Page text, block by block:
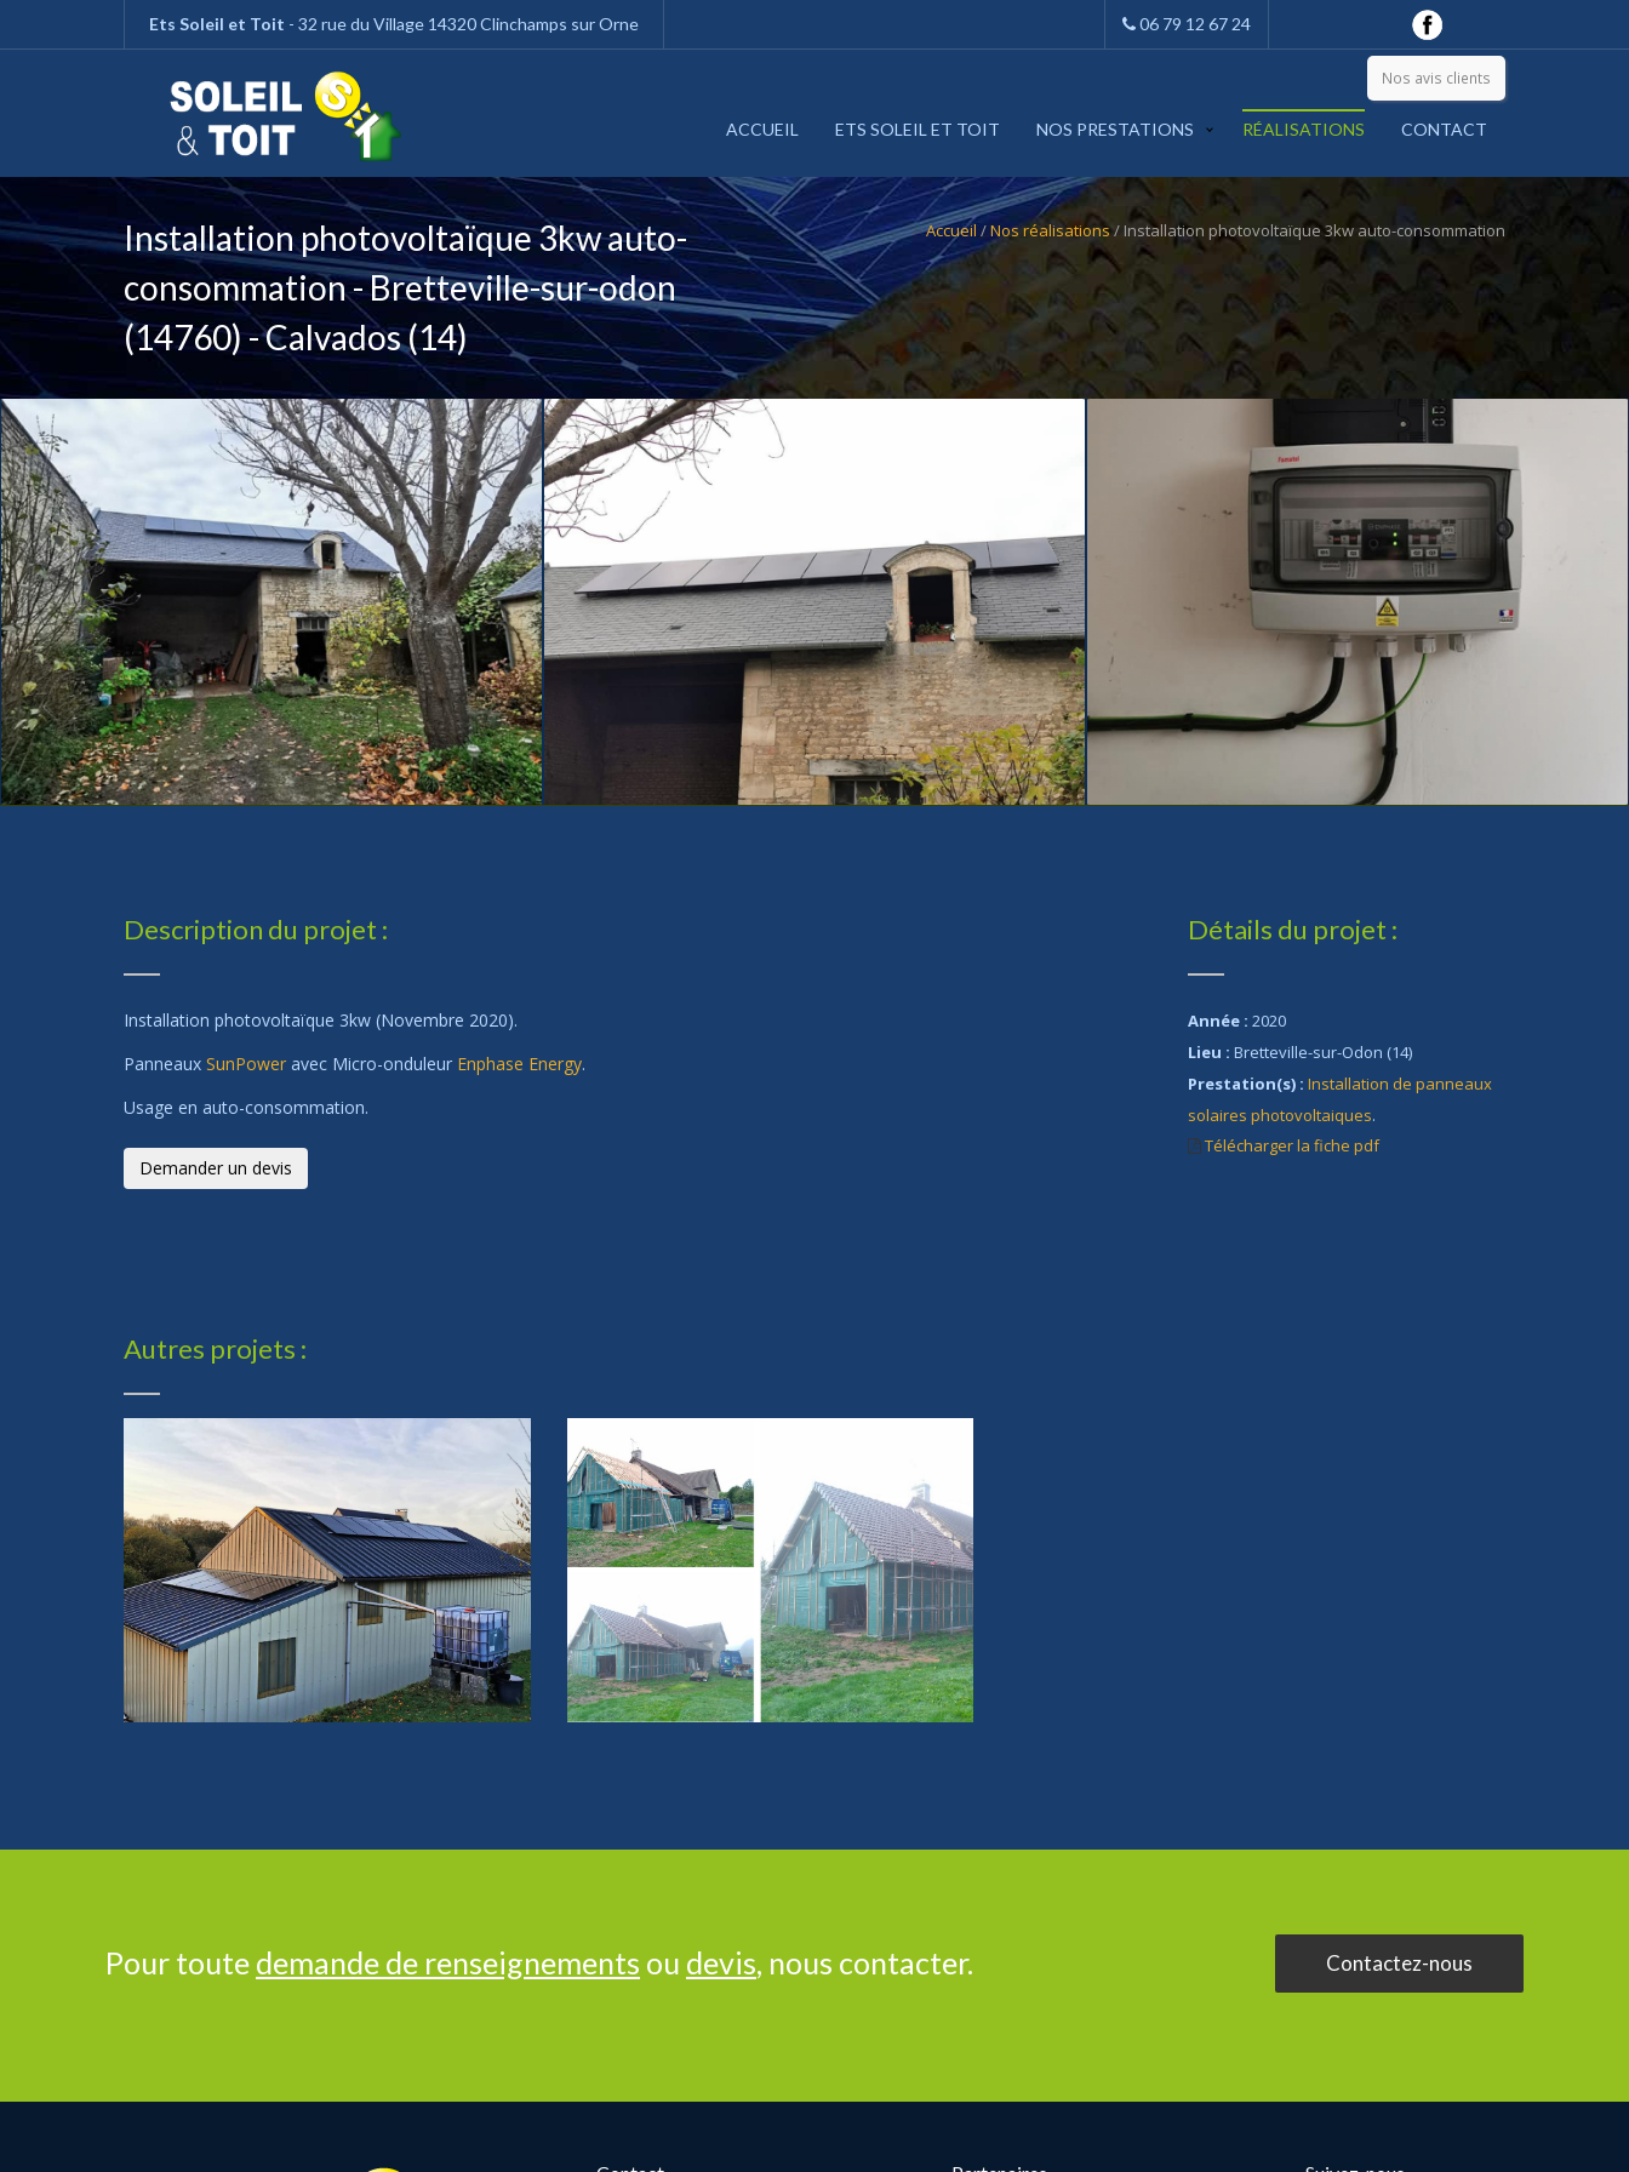
Ets Soleil et Toit - 32 rue du Village 14320 Clinchamps sur Orne 06 79 12 67 24
Nos avis clients
ACCUEIL ETS SOLEIL ET TOIT NOS PRESTATIONS RÉALISATIONS CONTACT
Installation photovoltaïque 3kw auto-
consommation - Bretteville-sur-odon
(14760) - Calvados (14)
Accueil/Nos réalisations/ Installation photovoltaïque 3kw auto-consommation
Description du projet :
Installation photovoltaïque 3kw (Novembre 2020).
Panneaux SunPower avec Micro-onduleur Enphase Energy.
Usage en auto-consommation.
Demander un devis
Autres projets :
Détails du projet :
Année : 2020
Lieu : Bretteville-sur-Odon (14)
Prestation(s) : Installation de panneaux
solaires photovoltaiques.
Télécharger la fiche pdf
Pour toute demande de renseignements ou devis, nous contacter. Contactez-nous
Panneau de gestion des cookies